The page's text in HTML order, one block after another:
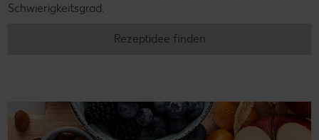
Schwierigkeitsgrad.
Rezeptidee finden